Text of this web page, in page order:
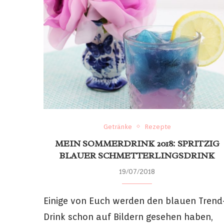
Getränke Rezepte
MEIN SOMMERDRINK 2018: SPRITZIG
BLAUER SCHMETTERLINGSDRINK
19/07/2018
Einige von Euch werden den blauen
Drink schon auf Bildern gesehen haben,